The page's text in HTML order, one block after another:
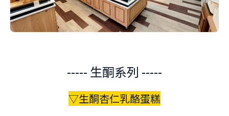
----- 生酮系列 -----
▽生酮杏仁乳酪蛋糕